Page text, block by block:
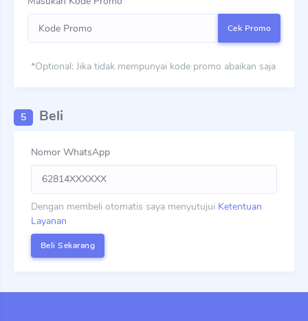
Cek Promo
*Optional: Jika tidak mempunyai kode promo abaikan saja
5 Beli
Nomor WhatsApp
Dengan membeli otomatis saya menyutujui Ketentuan
Layanan